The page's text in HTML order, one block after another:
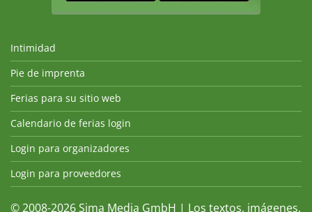
Intimidad
Pie de imprenta
Ferias para su sitio web
Calendario de ferias login
Login para organizadores
Login para proveedores
© 2008-2026 Sima Media GmbH | Los textos, imágenes,